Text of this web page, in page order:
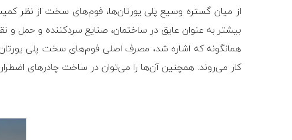
از میان گستره وسیع پلی یورتان‏‌ها، فوم‏‌های سخت از نظر
بیشتر به عنوان عایق در ساختمان، صنایع سردکننده و حمل و
همانگونه که اشاره شد، مصرف اصلی فوم‏‏‌های سخت پلی
کار می‌روند. همچنین آن‌‏ها را می‏‌توان در ساخت چادر‏های